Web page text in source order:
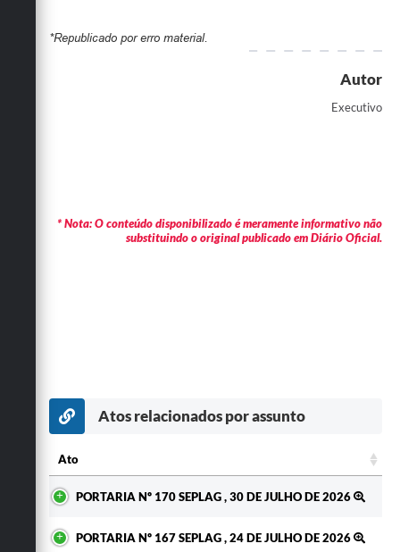
*Republicado por erro material.
Autor
Executivo
* Nota: O conteúdo disponibilizado é meramente informativo não
substituindo o original publicado em Diário Oficial.
Atos relacionados por assunto
Ato
PORTARIA Nº 170 SEPLAG , 30 DE JULHO DE 2026
PORTARIA Nº 167 SEPLAG , 24 DE JULHO DE 2026